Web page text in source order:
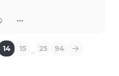
14 15 ... 25 94